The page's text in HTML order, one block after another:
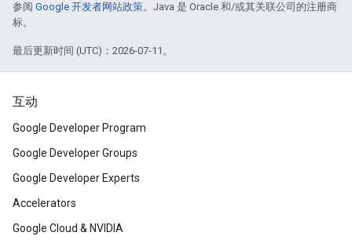
参阅 Google 开发者网站政策。Java 是 Oracle 和/或其关联公司的注册商
标。
最后更新时间 (UTC)：2026-07-11。
互动
Google Developer Program
Google Developer Groups
Google Developer Experts
Accelerators
Google Cloud & NVIDIA